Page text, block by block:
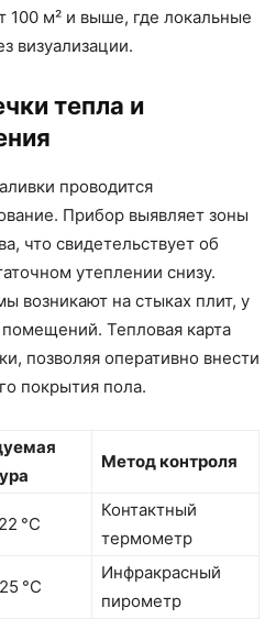
100 м² и выше, где локальные
визуализации.
тепла и
проводится
Прибор выявляет зоны
что свидетельствует об
утеплении снизу.
возникают на стыках плит, у
Тепловая карта
позволяя оперативно внести
покрытия пола.
Метод контроля
°C
Контактный
термометр
°C
Инфракрасный
пирометр